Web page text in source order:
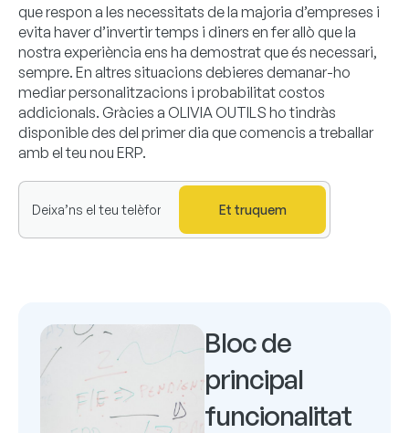
que respon a les necessitats de la majoria d’empreses i
evita haver d’invertir temps i diners en fer allò que la
nostra experiència ens ha demostrat que és necessari,
sempre. En altres situacions debieres demanar-ho
mediar personalitzacions i probabilitat costos
addicionals. Gràcies a OLIVIA OUTILS ho tindràs
disponible des del primer dia que comencis a treballar
amb el teu nou ERP.
Et truquem
Bloc de
principal
funcionalitat